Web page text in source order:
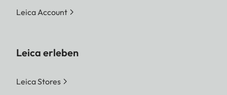
Leica Account
Leica erleben
Leica Stores